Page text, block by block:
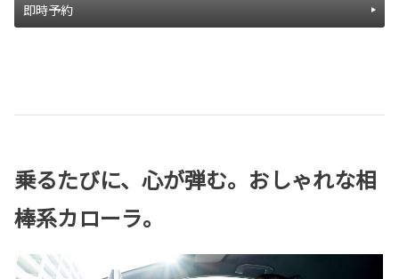
即時予約
乗るたびに、心が弾む。おしゃれな相
棒系カローラ。